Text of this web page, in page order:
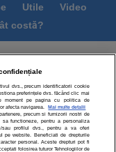
Utile
Video
costă?
dvs., precum identificatorii cookie
preferințele dvs. făcând clic mai
moment pe pagina cu politica de
afecta navigarea.
Mai multe detalii
precum si furnizorii nostri de
functioneze, pentru a personaliza
sau profilul dvs., pentru a va oferi
pe website. Beneficiati de drepturile
personal. Aceste drepturi pot fi
folosirea tuturor Tehnologiilor de